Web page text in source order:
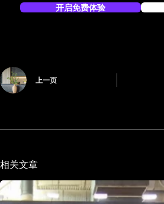
开启免费体验
上一页
相关文章